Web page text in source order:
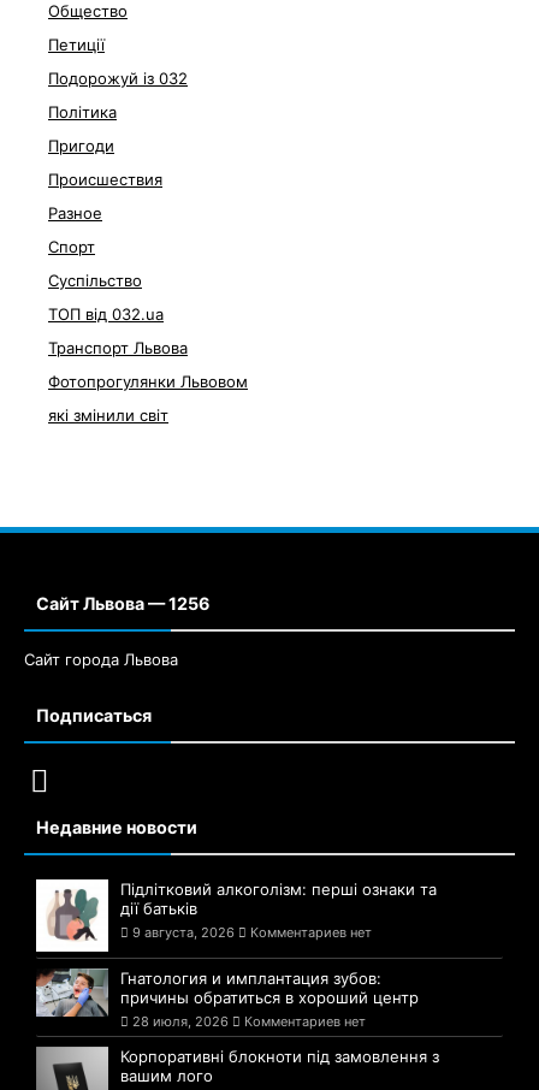
Общество
Петиції
Подорожуй із 032
Політика
Пригоди
Происшествия
Разное
Спорт
Суспільство
ТОП від 032.ua
Транспорт Львова
Фотопрогулянки Львовом
які змінили світ
Сайт Львова — 1256
Сайт города Львова
Подписаться
Недавние новости
Підлітковий алкоголізм: перші ознаки та
дії батьків
9 августа, 2026 Комментариев нет
Гнатология и имплантация зубов:
причины обратиться в хороший центр
28 июля, 2026 Комментариев нет
Корпоративні блокноти під замовлення з
вашим лого